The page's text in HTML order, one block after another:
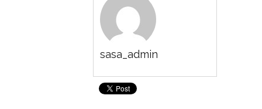
sasa_admin